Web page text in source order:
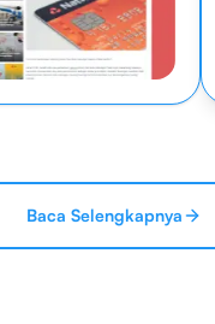
Baca Selengkapnya